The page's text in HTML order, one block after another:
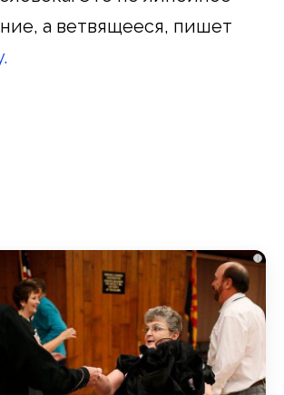
а ветвящееся, пишет
i